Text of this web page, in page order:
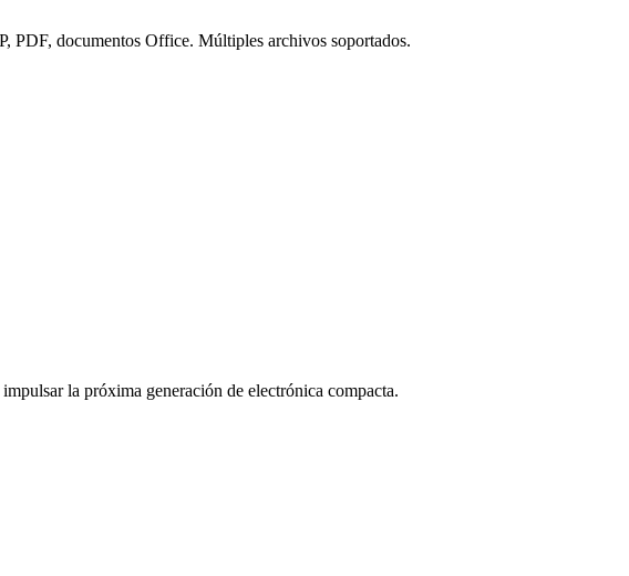
documentos Office. Múltiples archivos soportados.
la próxima generación de electrónica compacta.